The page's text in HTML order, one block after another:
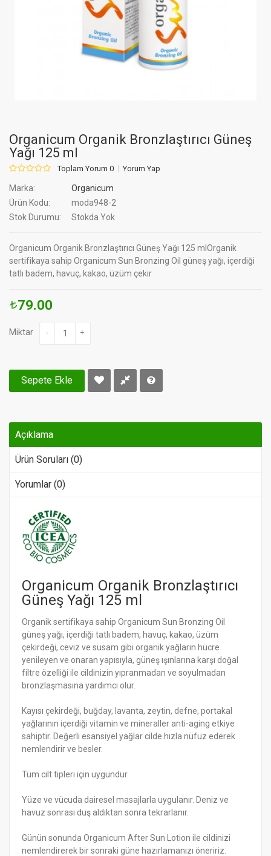
Organicum Organik Bronzlaştırıcı Güneş
Yağı 125 ml
Toplam Yorum 0 Yorum Yap
Marka:
Organicum
Ürün Kodu:
moda948-2
Stok Durumu:
Stokda Yok
Organicum Organik Bronzlaştırıcı Güneş Yağı 125 mlOrganik
sertifikaya sahip Organicum Sun Bronzing Oil güneş yağı, içerdiği
tatlı badem, havuç, kakao, üzüm çekir
79.00
Miktar - +
Sepete Ekle
Açıklama
Ürün Soruları (0)
Yorumlar (0)
Organicum Organik Bronzlaştırıcı
Güneş Yağı 125 ml
Organik sertifikaya sahip Organicum Sun Bronzing Oil
güneş yağı, içerdiği tatlı badem, havuç, kakao, üzüm
çekirdeği, ceviz ve susam gibi organik yağların hücre
yenileyen ve onaran yapısıyla, güneş ışınlarına karşı doğal
filtre özelliği ile cildinizin yıpranmadan ve soyulmadan
bronzlaşmasına yardımcı olur.
Kayısı çekirdeği, buğday, lavanta, zeytin, defne, portakal
yağlarının içerdiği vitamin ve mineraller anti-aging etkiye
sahiptir. Değerli esansiyel yağlar cilde hızla nüfuz ederek
nemlendirir ve besler.
Tüm cilt tipleri için uygundur.
Yüze ve vücuda dairesel masajlarla uygulanır. Deniz ve
havuz sonrası duş aldıktan sonra tekrarlanır.
Günün sonunda Organicum After Sun Lotion ile cildinizi
nemlendirerek bir sonraki güne hazırlamanızı öneririz.